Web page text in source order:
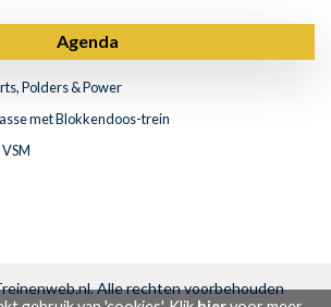
Agenda
Polders & Power
met Blokkendoos-trein
. Alle rechten voorbehouden